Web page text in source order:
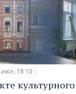
июл, 18:10